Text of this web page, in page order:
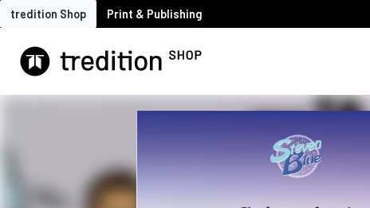
tredition Shop Print & Publishing